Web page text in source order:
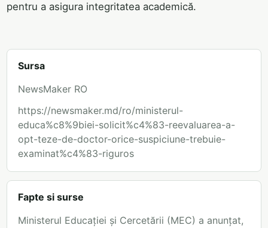
pentru a asigura integritatea academică.
Sursa
NewsMaker RO
https://newsmaker.md/ro/ministerul-
educa%c8%9biei-solicit%c4%83-reevaluarea-a-
opt-teze-de-doctor-orice-suspiciune-trebuie-
examinat%c4%83-riguros
Fapte si surse
Ministerul Educației și Cercetării (MEC) a anunțat,